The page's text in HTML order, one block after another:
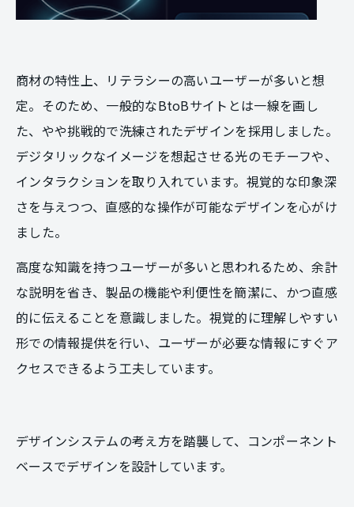
商材の特性上、リテラシーの高いユーザーが多いと想
定。そのため、一般的なBtoBサイトとは一線を画し
た、やや挑戦的で洗練されたデザインを採用しました。
デジタリックなイメージを想起させる光のモチーフや、
インタラクションを取り入れています。視覚的な印象深
さを与えつつ、直感的な操作が可能なデザインを心がけ
ました。
高度な知識を持つユーザーが多いと思われるため、余計
な説明を省き、製品の機能や利便性を簡潔に、かつ直感
的に伝えることを意識しました。視覚的に理解しやすい
形での情報提供を行い、ユーザーが必要な情報にすぐア
クセスできるよう工夫しています。
デザインシステムの考え方を踏襲して、コンポーネント
ベースでデザインを設計しています。